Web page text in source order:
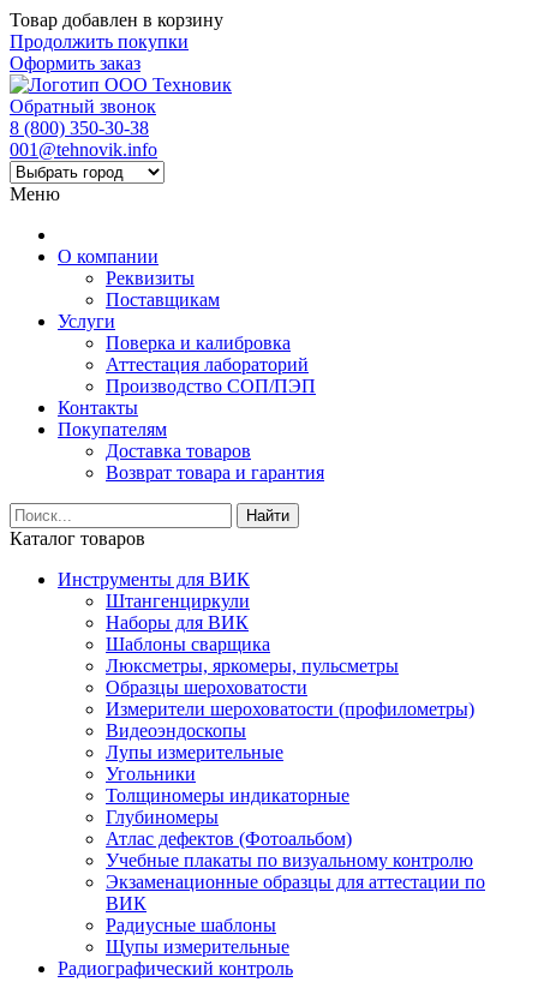
Товар добавлен в корзину
Продолжить покупки
Оформить заказ
Обратный звонок
8 (800) 350-30-38
001@tehnovik.info
Меню
О компании
Реквизиты
Поставщикам
Услуги
Поверка и калибровка
Аттестация лабораторий
Производство СОП/ПЭП
Контакты
Покупателям
Доставка товаров
Возврат товара и гарантия
Найти
Каталог товаров
Инструменты для ВИК
Штангенциркули
Наборы для ВИК
Шаблоны сварщика
Люксметры, яркомеры, пульсметры
Образцы шероховатости
Измерители шероховатости (профилометры)
Видеоэндоскопы
Лупы измерительные
Угольники
Толщиномеры индикаторные
Глубиномеры
Атлас дефектов (Фотоальбом)
Учебные плакаты по визуальному контролю
Экзаменационные образцы для аттестации по
ВИК
Радиусные шаблоны
Щупы измерительные
Радиографический контроль